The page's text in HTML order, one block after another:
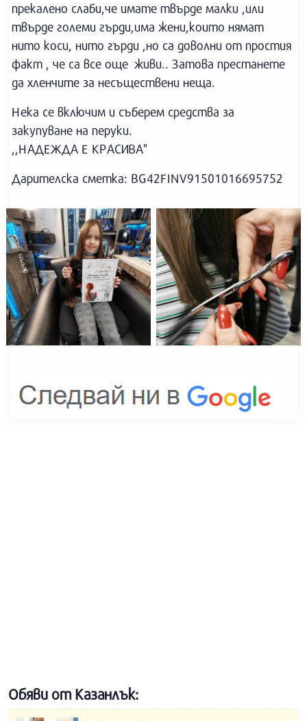
прекалено слаби,че имате твърде малки ,или
твърде големи гърди,има жени,които нямат
нито коси, нито гърди ,но са доволни от простия
факт , че са все още живи.. Затова престанете
да хленчите за несъществени неща.
Нека се включим и съберем средства за
закупуване на перуки.
,,НАДЕЖДА Е КРАСИВА"
Дарителска сметка: BG42FINV91501016695752
Обяви от Казанлък: